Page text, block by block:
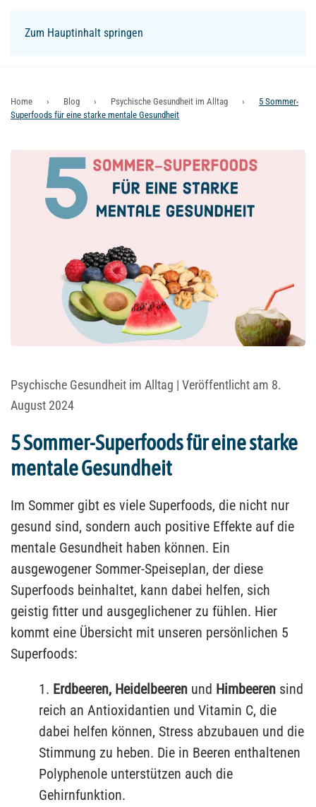
Zum Hauptinhalt springen
Home Blog Psychische Gesundheit im Alltag
5 Sommer-
Superfoods für eine starke mentale Gesundheit
Psychische Gesundheit im Alltag | Veröffentlicht am 8.
August 2024
5 Sommer-Superfoods für eine starke
mentale Gesundheit
Im Sommer gibt es viele Superfoods, die nicht nur
gesund sind, sondern auch positive Effekte auf die
mentale Gesundheit haben können. Ein
ausgewogener Sommer-Speiseplan, der diese
Superfoods beinhaltet, kann dabei helfen, sich
geistig fitter und ausgeglichener zu fühlen. Hier
kommt eine Übersicht mit unseren persönlichen 5
Superfoods:
1. Erdbeeren, Heidelbeeren und Himbeeren sind
reich an Antioxidantien und Vitamin C, die
dabei helfen können, Stress abzubauen und die
Stimmung zu heben. Die in Beeren enthaltenen
Polyphenole unterstützen auch die
Gehirnfunktion.